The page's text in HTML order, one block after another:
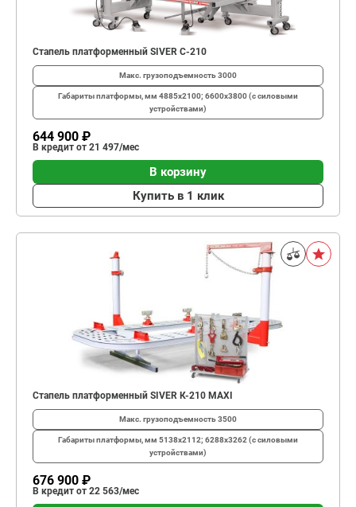
Стапель платформенный SIVER С-210
Макс. грузоподъемность3000
Габариты платформы, мм 4885х2100; 6600х3800 (с силовыми
устройствами)
644 900 ₽
В кредит от 21 497/мес
В корзину
Купить в 1 клик
Стапель платформенный SIVER К-210 MAXI
Макс. грузоподъемность3500
Габариты платформы, мм 5138х2112; 6288х3262 (с силовыми
устройствами)
676 900 ₽
В кредит от 22 563/мес